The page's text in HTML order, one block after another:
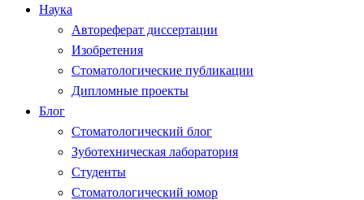
Наука
Автореферат диссертации
Изобретения
Стоматологические публикации
Дипломные проекты
Блог
Стоматологический блог
Зуботехническая лаборатория
Студенты
Стоматологический юмор